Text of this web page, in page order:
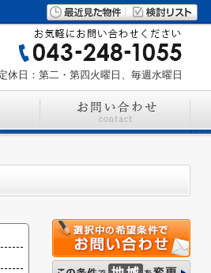
休日：第二・第四火曜日、毎週水曜日